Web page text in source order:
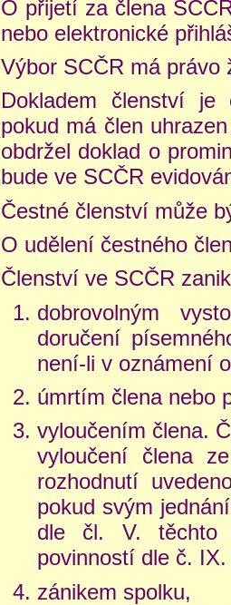
O přijetí za člena
nebo elektronické
Výbor SCČR má
Dokladem členství
pokud má člen
obdržel doklad o
bude ve SCČR
Čestné členství může
O udělení čestného
Členství ve SCČR
dobrovolným
doručení
není-li v oznámení
úmrtím člena nebo
vyloučením člena.
vyloučení člena
rozhodnutí
pokud svým
dle čl. V. těchto
povinností dle č.
zánikem spolku,